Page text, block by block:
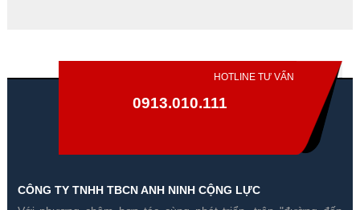
HOTLINE TƯ VẤN
0913.010.111
CÔNG TY TNHH TBCN ANH NINH CỘNG LỰC